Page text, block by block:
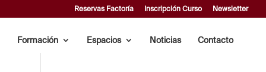
Reservas Factoría Inscripción Curso Newsletter
Formación Espacios Noticias Contacto